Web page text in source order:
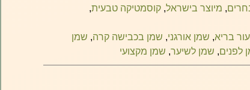
, מיוצר בישראל, קוסמטיקה טבעית,
עור בריא, שמן אורגני, שמן בכבישה קרה, שמן
לפנים, שמן לשיער, שמן מקצועי